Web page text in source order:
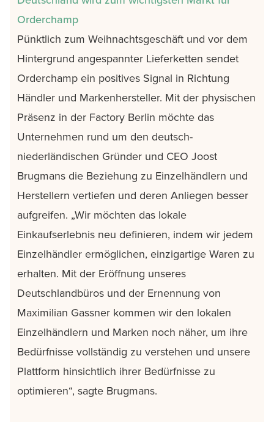
Orderchamp
Pünktlich zum Weihnachtsgeschäft und vor dem
Hintergrund angespannter Lieferketten sendet
Orderchamp ein positives Signal in Richtung
Händler und Markenhersteller. Mit der physischen
Präsenz in der Factory Berlin möchte das
Unternehmen rund um den deutsch-
niederländischen Gründer und CEO Joost
Brugmans die Beziehung zu Einzelhändlern und
Herstellern vertiefen und deren Anliegen besser
aufgreifen. „Wir möchten das lokale
Einkaufserlebnis neu definieren, indem wir jedem
Einzelhändler ermöglichen, einzigartige Waren zu
erhalten. Mit der Eröffnung unseres
Deutschlandbüros und der Ernennung von
Maximilian Gassner kommen wir den lokalen
Einzelhändlern und Marken noch näher, um ihre
Bedürfnisse vollständig zu verstehen und unsere
Plattform hinsichtlich ihrer Bedürfnisse zu
optimieren“, sagte Brugmans.